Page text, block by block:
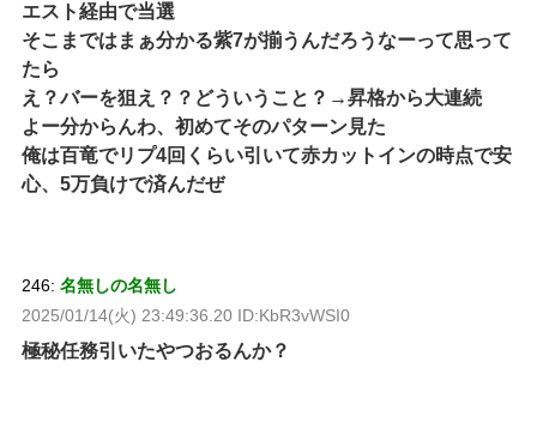
エスト経由で当選
そこまではまぁ分かる紫7が揃うんだろうなーって思って
たら
え？バーを狙え？？どういうこと？→昇格から大連続
よー分からんわ、初めてそのパターン見た
俺は百竜でリプ4回くらい引いて赤カットインの時点で安
心、5万負けで済んだぜ
246: 名無しの名無し
2025/01/14(火) 23:49:36.20 ID:KbR3vWSI0
極秘任務引いたやつおるんか？